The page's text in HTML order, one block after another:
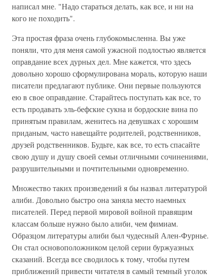
написал мне. "Надо стараться делать, как все, и ни на
кого не походить".
Эта простая фраза очень глубокомысленна. Вы уже
поняли, что для меня самой ужасной подлостью является
оправдание всех дурных дел. Мне кажется, что здесь
довольно хорошо сформулирована мораль, которую наши
писатели предлагают публике. Они первые пользуются
ею в свое оправдание. Старайтесь поступать как все, то
есть продавать эль-бефские сукна и бордоские вина по
принятым правилам, женитесь на девушках с хорошим
приданым, часто навещайте родителей, родственников,
друзей родственников. Будьте, как все, то есть спасайте
свою душу и душу своей семьи отличными сочинениями,
разрушительными и почтительными одновременно.
Множество таких произведений я бы назвал литературой
алиби. Довольно быстро она заняла место наемных
писателей. Перед первой мировой войной правящим
классам больше нужно было алиби, чем фимиам.
Образцом литературы алиби был чудесный Ален-Фурнье.
Он стал основоположником целой серии буржуазных
сказаний. Всегда все сводилось к тому, чтобы путем
приближений привести читателя в самый темный уголок